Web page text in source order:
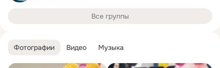
Фотографии Видео Музыка
Все группы